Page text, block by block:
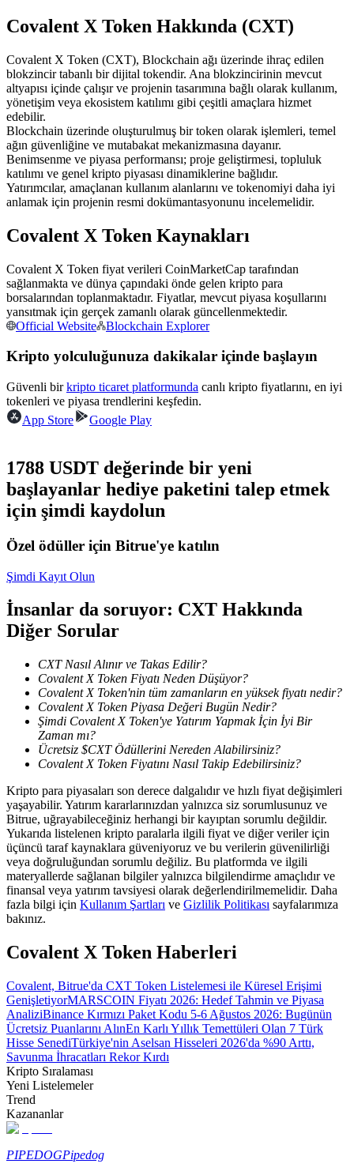
USDC Vadeli İşlemleri
USDC'yi teminat olarak kullanan vadeli işlemler
Kopya Ticaret
En iyi traderlarla güçlerinizi birleştirin
Kopya Tüccarı Olun
Kâr paylaşımı ve kopya ticaret komisyonlarının tadını çıkarın
Bilgi
Ticaret bilgileri vb. dahil olmak üzere büyük veri analizi.
Rehber
Vadeli İşlemler Başlangıç Kılavuzu
Ticaret stratejileri
Nasıl kârlı kalabileceğinizi öğrenin
Covalent X Token Hakkında (CXT)
Covalent X Token (CXT), Blockchain ağı üzerinde ihraç edilen
blokzincir tabanlı bir dijital tokendir. Ana blokzincirinin mevcut
altyapısı içinde çalışır ve projenin tasarımına bağlı olarak kullanım,
yönetişim veya ekosistem katılımı gibi çeşitli amaçlara hizmet
edebilir.
Blockchain üzerinde oluşturulmuş bir token olarak işlemleri, temel
ağın güvenliğine ve mutabakat mekanizmasına dayanır.
Benimsenme ve piyasa performansı; proje geliştirmesi, topluluk
katılımı ve genel kripto piyasası dinamiklerine bağlıdır.
Yatırımcılar, amaçlanan kullanım alanlarını ve tokenomiyi daha iyi
anlamak için projenin resmi dokümantasyonunu incelemelidir.
Covalent X Token Kaynakları
Covalent X Token fiyat verileri CoinMarketCap tarafından
sağlanmakta ve dünya çapındaki önde gelen kripto para
borsalarından toplanmaktadır. Fiyatlar, mevcut piyasa koşullarını
yansıtmak için gerçek zamanlı olarak güncellenmektedir.
Official Website
Blockchain Explorer
Kripto yolculuğunuza dakikalar içinde başlayın
Güvenli birkripto ticaret platformunda canlı kripto fiyatlarını, en iyi
tokenleri ve piyasa trendlerini keşfedin.
App Store
Google Play
1788 USDT değerinde bir yeni
başlayanlar hediye paketini talep etmek
için şimdi kaydolun
Özel ödüller için Bitrue'ye katılın
Şimdi Kayıt Olun
İnsanlar da soruyor: CXT Hakkında
Diğer Sorular
CXT Nasıl Alınır ve Takas Edilir?
Covalent X Token Fiyatı Neden Düşüyor?
Covalent X Token'nin tüm zamanların en yüksek fiyatı nedir?
Covalent X Token Piyasa Değeri Bugün Nedir?
Şimdi Covalent X Token'ye Yatırım Yapmak İçin İyi Bir
Zaman mı?
Ücretsiz $CXT Ödüllerini Nereden Alabilirsiniz?
Covalent X Token Fiyatını Nasıl Takip Edebilirsiniz?
Kripto para piyasaları son derece dalgalıdır ve hızlı fiyat değişimleri
yaşayabilir. Yatırım kararlarınızdan yalnızca siz sorumlusunuz ve
Bitrue, uğrayabileceğiniz herhangi bir kayıptan sorumlu değildir.
Yukarıda listelenen kripto paralarla ilgili fiyat ve diğer veriler için
üçüncü taraf kaynaklara güveniyoruz ve bu verilerin güvenilirliği
veya doğruluğundan sorumlu değiliz. Bu platformda ve ilgili
materyallerde sağlanan bilgiler yalnızca bilgilendirme amaçlıdır ve
finansal veya yatırım tavsiyesi olarak değerlendirilmemelidir. Daha
fazla bilgi için Kullanım Şartları ve Gizlilik Politikası sayfalarımıza
bakınız.
Covalent X Token Haberleri
Covalent, Bitrue'da CXT Token Listelemesi ile Küresel Erişimi
GenişletiyorMARSCOIN Fiyatı 2026: Hedef Tahmin ve Piyasa
AnaliziBinance Kırmızı Paket Kodu 5-6 Ağustos 2026: Bugünün
Ücretsiz Puanlarını AlınEn Karlı Yıllık Temettüleri Olan 7 Türk
Hisse SenediTürkiye'nin Aselsan Hisseleri 2026'da %90 Arttı,
Savunma İhracatları Rekor Kırdı
Kripto Sıralaması
Yeni Listelemeler
Trend
Kazananlar
PIPEDOGPipedog